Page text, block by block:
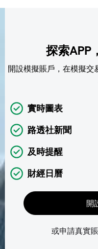
探索APP
開設模擬賬戶，在模擬交
實時圖表
路透社新聞
及時提醒
財經日曆